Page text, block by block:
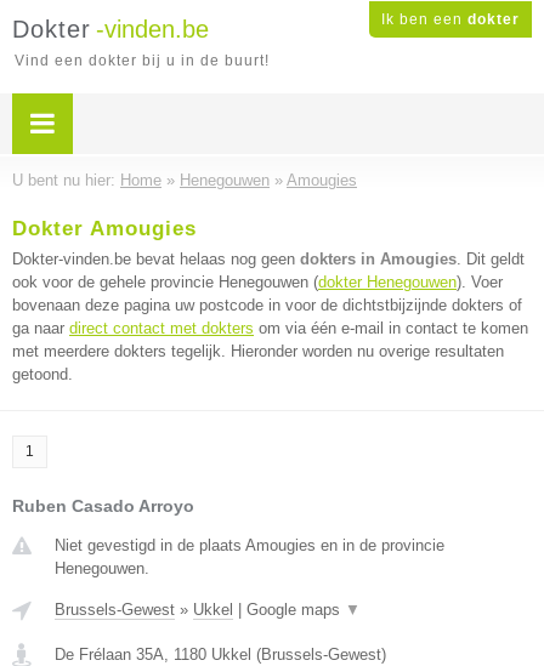
Ik ben een dokter
Dokter -vinden.be
Vind een dokter bij u in de buurt!
U bent nu hier: Home » Henegouwen » Amougies
Dokter Amougies
Dokter-vinden.be bevat helaas nog geen dokters in Amougies. Dit geldt
ook voor de gehele provincie Henegouwen (dokter Henegouwen). Voer
bovenaan deze pagina uw postcode in voor de dichtstbijzijnde dokters of
ga naar direct contact met dokters om via één e-mail in contact te komen
met meerdere dokters tegelijk. Hieronder worden nu overige resultaten
getoond.
1
Ruben Casado Arroyo
Niet gevestigd in de plaats Amougies en in de provincie
Henegouwen.
Brussels-Gewest » Ukkel Google maps ▼
De Frélaan 35A, 1180 Ukkel (Brussels-Gewest)